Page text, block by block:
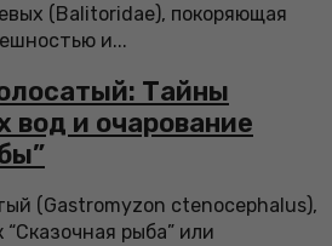
(Balitoridae), покоряющая
и...
Тайны
вод и очарование
(Gastromyzon ctenocephalus),
рыба” или